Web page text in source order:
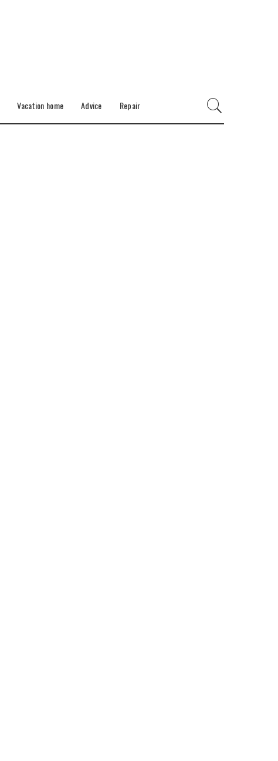
Vacation home Advice Repair